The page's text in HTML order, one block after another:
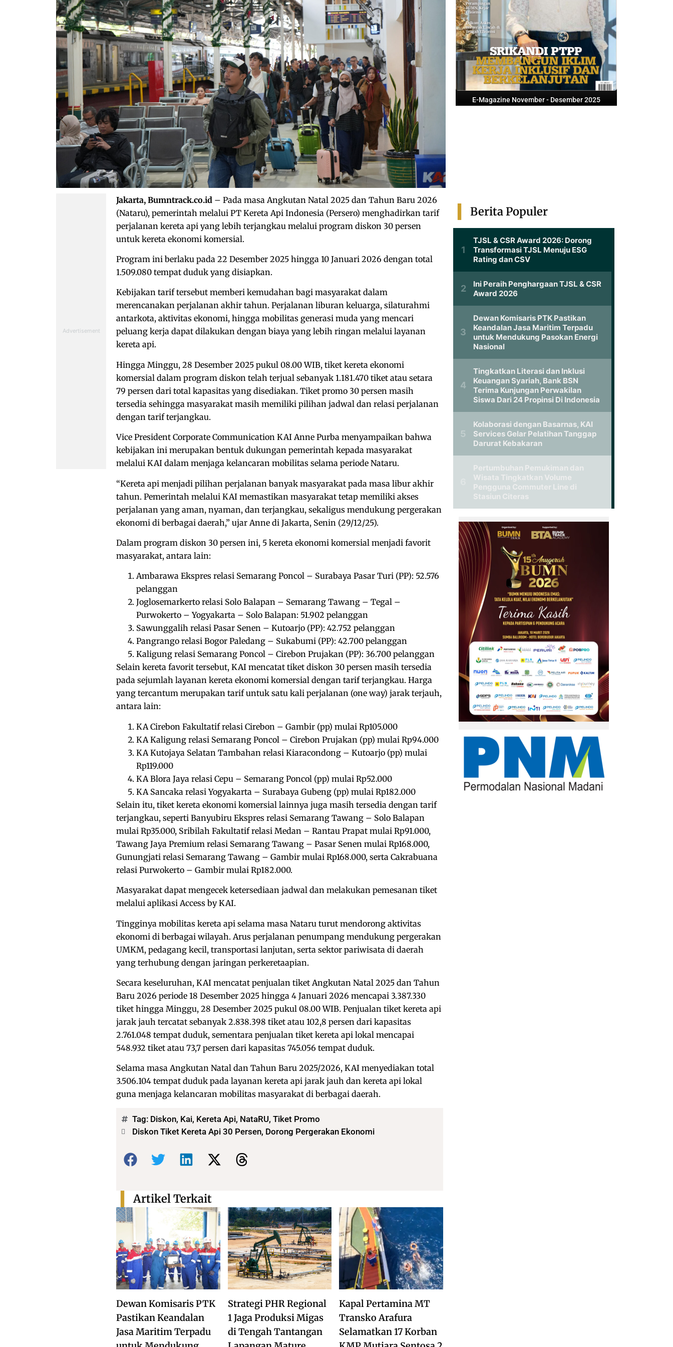
E-Magazine November - Desember 2025
Jakarta, Bumntrack.co.id – Pada masa Angkutan Natal 2025 dan Tahun Baru 2026
(Nataru), pemerintah melalui PT Kereta Api Indonesia (Persero) menghadirkan tarif
perjalanan kereta api yang lebih terjangkau melalui program diskon 30 persen
untuk kereta ekonomi komersial.
Program ini berlaku pada 22 Desember 2025 hingga 10 Januari 2026 dengan total
1.509.080 tempat duduk yang disiapkan.
Kebijakan tarif tersebut memberi kemudahan bagi masyarakat dalam
merencanakan perjalanan akhir tahun. Perjalanan liburan keluarga, silaturahmi
antarkota, aktivitas ekonomi, hingga mobilitas generasi muda yang mencari
peluang kerja dapat dilakukan dengan biaya yang lebih ringan melalui layanan
kereta api.
Hingga Minggu, 28 Desember 2025 pukul 08.00 WIB, tiket kereta ekonomi
komersial dalam program diskon telah terjual sebanyak 1.181.470 tiket atau setara
79 persen dari total kapasitas yang disediakan. Tiket promo 30 persen masih
tersedia sehingga masyarakat masih memiliki pilihan jadwal dan relasi perjalanan
dengan tarif terjangkau.
Vice President Corporate Communication KAI Anne Purba menyampaikan bahwa
kebijakan ini merupakan bentuk dukungan pemerintah kepada masyarakat
melalui KAI dalam menjaga kelancaran mobilitas selama periode Nataru.
“Kereta api menjadi pilihan perjalanan banyak masyarakat pada masa libur akhir
tahun. Pemerintah melalui KAI memastikan masyarakat tetap memiliki akses
perjalanan yang aman, nyaman, dan terjangkau, sekaligus mendukung pergerakan
ekonomi di berbagai daerah,” ujar Anne di Jakarta, Senin (29/12/25).
Dalam program diskon 30 persen ini, 5 kereta ekonomi komersial menjadi favorit
masyarakat, antara lain:
Ambarawa Ekspres relasi Semarang Poncol – Surabaya Pasar Turi (PP): 52.576
pelanggan
Joglosemarkerto relasi Solo Balapan – Semarang Tawang – Tegal –
Purwokerto – Yogyakarta – Solo Balapan: 51.902 pelanggan
Sawunggalih relasi Pasar Senen – Kutoarjo (PP): 42.752 pelanggan
Pangrango relasi Bogor Paledang – Sukabumi (PP): 42.700 pelanggan
Kaligung relasi Semarang Poncol – Cirebon Prujakan (PP): 36.700 pelanggan
Selain kereta favorit tersebut, KAI mencatat tiket diskon 30 persen masih tersedia
pada sejumlah layanan kereta ekonomi komersial dengan tarif terjangkau. Harga
yang tercantum merupakan tarif untuk satu kali perjalanan (one way) jarak terjauh,
antara lain:
KA Cirebon Fakultatif relasi Cirebon – Gambir (pp) mulai Rp105.000
KA Kaligung relasi Semarang Poncol – Cirebon Prujakan (pp) mulai Rp94.000
KA Kutojaya Selatan Tambahan relasi Kiaracondong – Kutoarjo (pp) mulai
Rp119.000
KA Blora Jaya relasi Cepu – Semarang Poncol (pp) mulai Rp52.000
KA Sancaka relasi Yogyakarta – Surabaya Gubeng (pp) mulai Rp182.000
Selain itu, tiket kereta ekonomi komersial lainnya juga masih tersedia dengan tarif
terjangkau, seperti Banyubiru Ekspres relasi Semarang Tawang – Solo Balapan
mulai Rp35.000, Sribilah Fakultatif relasi Medan – Rantau Prapat mulai Rp91.000,
Tawang Jaya Premium relasi Semarang Tawang – Pasar Senen mulai Rp168.000,
Gunungjati relasi Semarang Tawang – Gambir mulai Rp168.000, serta Cakrabuana
relasi Purwokerto – Gambir mulai Rp182.000.
Masyarakat dapat mengecek ketersediaan jadwal dan melakukan pemesanan tiket
melalui aplikasi Access by KAI.
Tingginya mobilitas kereta api selama masa Nataru turut mendorong aktivitas
ekonomi di berbagai wilayah. Arus perjalanan penumpang mendukung pergerakan
UMKM, pedagang kecil, transportasi lanjutan, serta sektor pariwisata di daerah
yang terhubung dengan jaringan perkeretaapian.
Secara keseluruhan, KAI mencatat penjualan tiket Angkutan Natal 2025 dan Tahun
Baru 2026 periode 18 Desember 2025 hingga 4 Januari 2026 mencapai 3.387.330
tiket hingga Minggu, 28 Desember 2025 pukul 08.00 WIB. Penjualan tiket kereta api
jarak jauh tercatat sebanyak 2.838.398 tiket atau 102,8 persen dari kapasitas
2.761.048 tempat duduk, sementara penjualan tiket kereta api lokal mencapai
548.932 tiket atau 73,7 persen dari kapasitas 745.056 tempat duduk.
Selama masa Angkutan Natal dan Tahun Baru 2025/2026, KAI menyediakan total
3.506.104 tempat duduk pada layanan kereta api jarak jauh dan kereta api lokal
guna menjaga kelancaran mobilitas masyarakat di berbagai daerah.
Tag: Diskon, Kai, Kereta Api, NataRU, Tiket Promo
Diskon Tiket Kereta Api 30 Persen, Dorong Pergerakan Ekonomi
Bagikan:
Dewan Komisaris PTK
Pastikan Keandalan
Jasa Maritim Terpadu
Strategi PHR Regional
1 Jaga Produksi Migas
di Tengah Tantangan
Kapal Pertamina MT
Transko Arafura
Selamatkan 17 Korban
Artikel Terkait
Berita Populer